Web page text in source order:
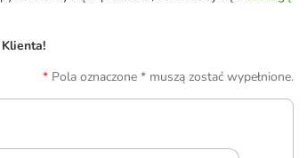
Pola oznaczone * muszą zostać wypełnione.